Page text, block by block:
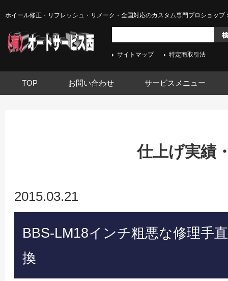
ホイール修正・リフレッシュ・リメーク・全国対応のカスタム専門プロショップ
サイトマップ 特定商取引法
TOP お問い合わせ サービスメニュー
仕上げ実績
2015.03.21
BBS-LM18インチ粗悪な修理手
換